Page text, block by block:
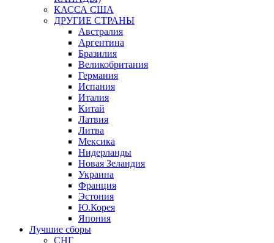
КАССА США
ДРУГИЕ СТРАНЫ
Австралия
Аргентина
Бразилия
Великобритания
Германия
Испания
Италия
Китай
Латвия
Литва
Мексика
Нидерланды
Новая Зеландия
Украина
Франция
Эстония
Ю.Корея
Япония
Лучшие сборы
СНГ